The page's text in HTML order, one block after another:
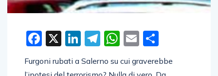
Facebook
X LinkedIn
Telegram
WhatsApp
Email
Furgoni rubati a Salerno su cui graverebbe